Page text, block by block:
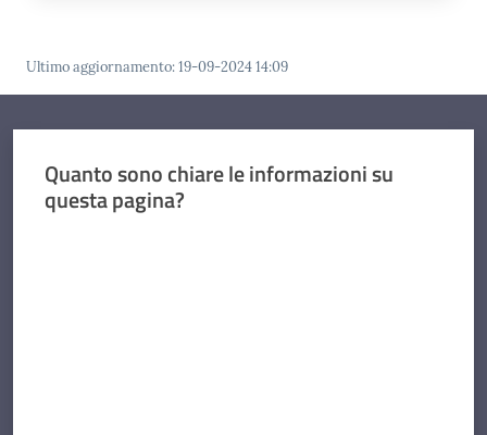
Ultimo aggiornamento:19-09-2024 14:09
Quanto sono chiare le informazioni su
questa pagina?